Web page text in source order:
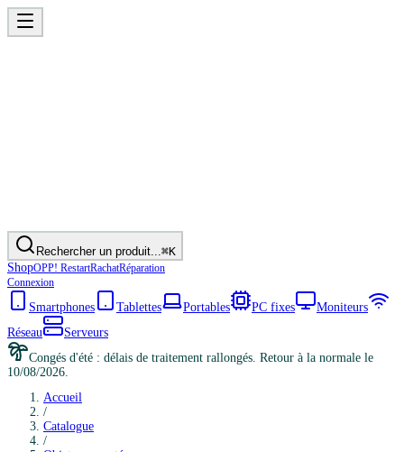
Rechercher un produit...⌘K
ShopOPP! RestartRachatRéparation
Connexion
Smartphones Tablettes Portables PC fixes
Moniteurs
Réseau
Serveurs
Congés d'été : délais de traitement rallongés. Retour à la normale le
10/08/2026.
Accueil
/
Catalogue
/